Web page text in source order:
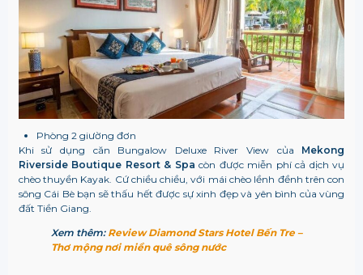
Phòng 2 giường đơn
Khi sử dụng căn Bungalow Deluxe River View của Mekong
Riverside Boutique Resort & Spa còn được miễn phí cả dịch vụ
chèo thuyền Kayak. Cứ chiều chiều, với mái chèo lềnh đềnh trên con
sông Cái Bè bạn sẽ thấu hết được sự xinh đẹp và yên bình của vùng
đất Tiền Giang.
Xem thêm: Review Diamond Stars Hotel Bến Tre –
Thơ mộng nơi miền quê sông nước